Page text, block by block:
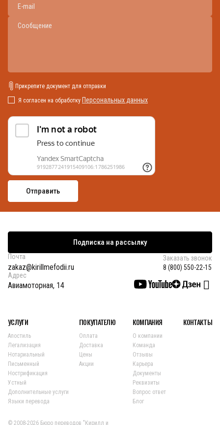
Прикрепите документ для отправки
Я согласен на обработку Персональных данных
Подписка на рассылку
Почта
zakaz@kirillmefodii.ru
Заказать звонок
8 (800) 550-22-15
Адрес
Авиамоторная, 14
УСЛУГИ
Апостиль
Легализация
Нотариальный
Письменный
Нострификация
Устный
Дополнительные услуги
Языки перевода
ПОКУПАТЕЛЮ
Оплата
Доставка
Цены
Акции
КОМПАНИЯ
О компании
Команда
Отзывы
Карьера
Документы
Реквизиты
Вопрос ответ
Блог
КОНТАКТЫ
© 2008-2026 Бюро переводов "Кирилл и